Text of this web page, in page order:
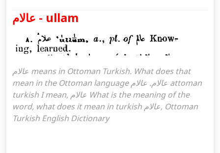
عالام - ullam
عالام means in Ottoman Turkish. What does that
mean in the Ottoman language عالام. عالام attoman
turkish I mean, عالام What is the meaning of the
word, what does it mean in turkish عالام, Ottoman
Turkish English Dictionary